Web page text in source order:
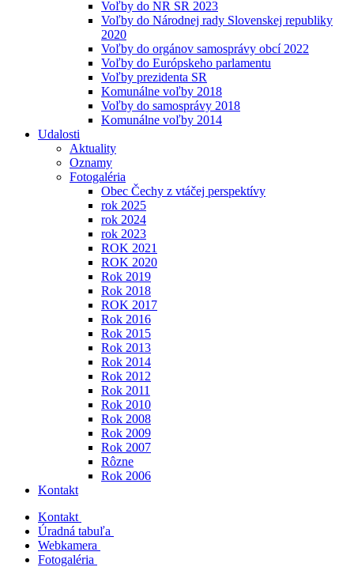
Voľby do NR SR 2023
Voľby do Národnej rady Slovenskej republiky
2020
Voľby do orgánov samosprávy obcí 2022
Voľby do Európskeho parlamentu
Voľby prezidenta SR
Komunálne voľby 2018
Voľby do samosprávy 2018
Komunálne voľby 2014
Udalosti
Aktuality
Oznamy
Fotogaléria
Obec Čechy z vtáčej perspektívy
rok 2025
rok 2024
rok 2023
ROK 2021
ROK 2020
Rok 2019
Rok 2018
ROK 2017
Rok 2016
Rok 2015
Rok 2013
Rok 2014
Rok 2012
Rok 2011
Rok 2010
Rok 2008
Rok 2009
Rok 2007
Rôzne
Rok 2006
Kontakt
Kontakt
Úradná tabuľa
Webkamera
Fotogaléria